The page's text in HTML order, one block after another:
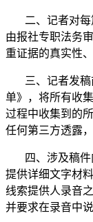
二、记者对每
由报社专职法务
重证据的真实性
三、记者发稿
单》，将所有收
过程中收集到的
任何第三方透露
四、涉及稿件
提供详细文字材
线索提供人录音
并要求在录音中